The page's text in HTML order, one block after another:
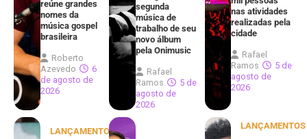
reúne grandes
nomes da
música gospel
brasileira
Roberto
Azevedo
6
de agosto de
2026
segunda
música de
trabalho de seu
novo álbum
pela Onimusic
Rafael
Ramos
5 de
agosto de
2026
nas atividades
realizadas pela
cidade
Rafael
Ramos
5 de
agosto de
2026
LANÇAMENTOS
LANÇAMENTOS